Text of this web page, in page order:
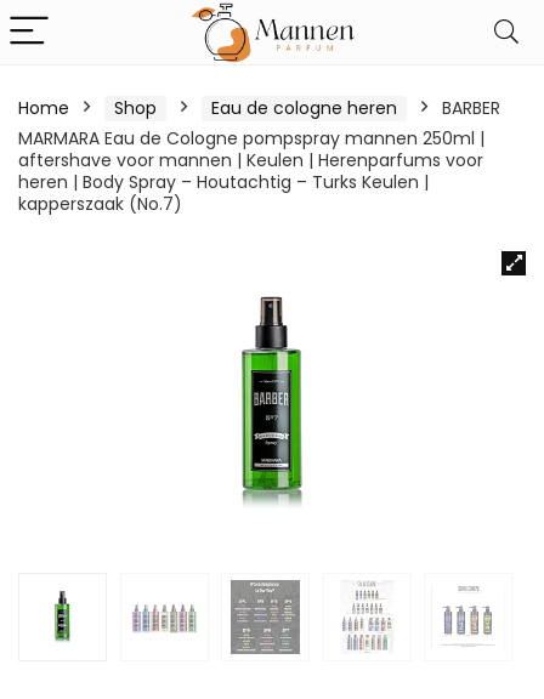
Home Shop Eau de cologne heren
BARBER
MARMARA Eau de Cologne pompspray mannen 250ml |
aftershave voor mannen | Keulen | Herenparfums voor
heren | Body Spray – Houtachtig – Turks Keulen |
kapperszaak (No.7)